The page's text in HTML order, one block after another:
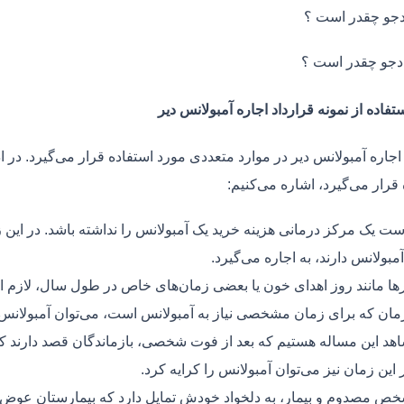
چقدر است ؟
چقدر است ؟
از نمونه قرارداد اجاره آمبولانس دیر
اجاره آمبولانس دیر در موارد متعددی مورد استفاده قرار می‌گیرد.
قرار می‌گیرد، اشاره می‌کنیم:
یک مرکز درمانی هزینه خرید یک آمبولانس را نداشته باشد. در این
دارند، به اجاره می‌گیرد.
مانند روز اهدای خون یا بعضی زمان‌های خاص در طول سال،
که برای زمان مشخصی نیاز به آمبولانس است، می‌توان آمبولانس
این مساله هستیم که بعد از فوت شخصی، بازماندگان قصد
این زمان نیز می‌توان آمبولانس را کرایه کرد.
مصدوم و بیمار، به دلخواد خودش تمایل دارد که بیمارستان